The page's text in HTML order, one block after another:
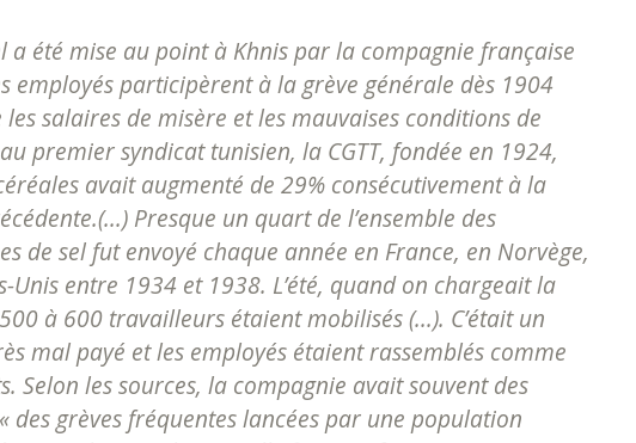
a été mise au point à Khnis par la compagnie française
employés participèrent à la grève générale dès 1904
salaires de misère et les mauvaises conditions de
premier syndicat tunisien, la CGTT, fondée en 1924,
avait augmenté de 29% consécutivement à la
Presque un quart de l’ensemble des
de sel fut envoyé chaque année en France, en Norvège,
Unis entre 1934 et 1938. L’été, quand on chargeait la
à 600 travailleurs étaient mobilisés (...). C’était un
mal payé et les employés étaient rassemblés comme
Selon les sources, la compagnie avait souvent des
des grèves fréquentes lancées par une population